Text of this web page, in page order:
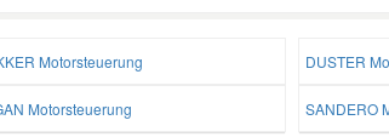
Motorsteuerung DUSTER
Motorsteuerung SANDERO